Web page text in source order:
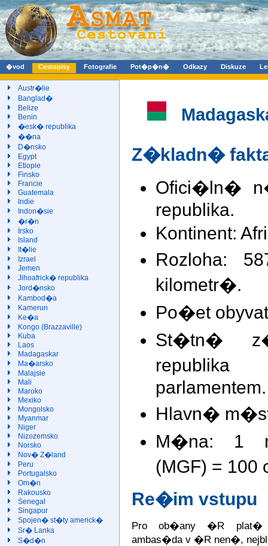
�vod Cestopisy Fotografie Pot�p�n� Odkazy Diskuze
Austr�lie
Banglad�
Belize
Benin
�esk� republika
��na
D�nsko
Egypt
Etiopie
Finsko
Francie
Guatemala
Indie
Indon�sie
�r�n
Irsko
Island
It�lie
Izrael
Jemen
Jihoafrick� republika
Jord�nsko
Kambod�a
Kamerun
Ke�a
Kongo (Brazzaville)
Kuba
Laos
Madagaskar
Ma�arsko
Malajsie
Mali
Maroko
Mexiko
Mongolsko
Myanmar
Niger
Nizozemsko
Norsko
Nov� Z�land
Peru
Portugalsko
Om�n
Rakousko
Senegal
Singapur
Spojen� st�ty americk�
Sr� Lanka
S�d�n
Z�kladn�
Ofici�ln�
republika.
Kontinent:
Rozloha:
kilometr�.
Po�et
St�tn�
republika
parlamentem.
Hlavn�
M�na: 1
(MGF) =
Re�im vstupu
Pro ob�any �R plat�
ambas�da v �R nen�,